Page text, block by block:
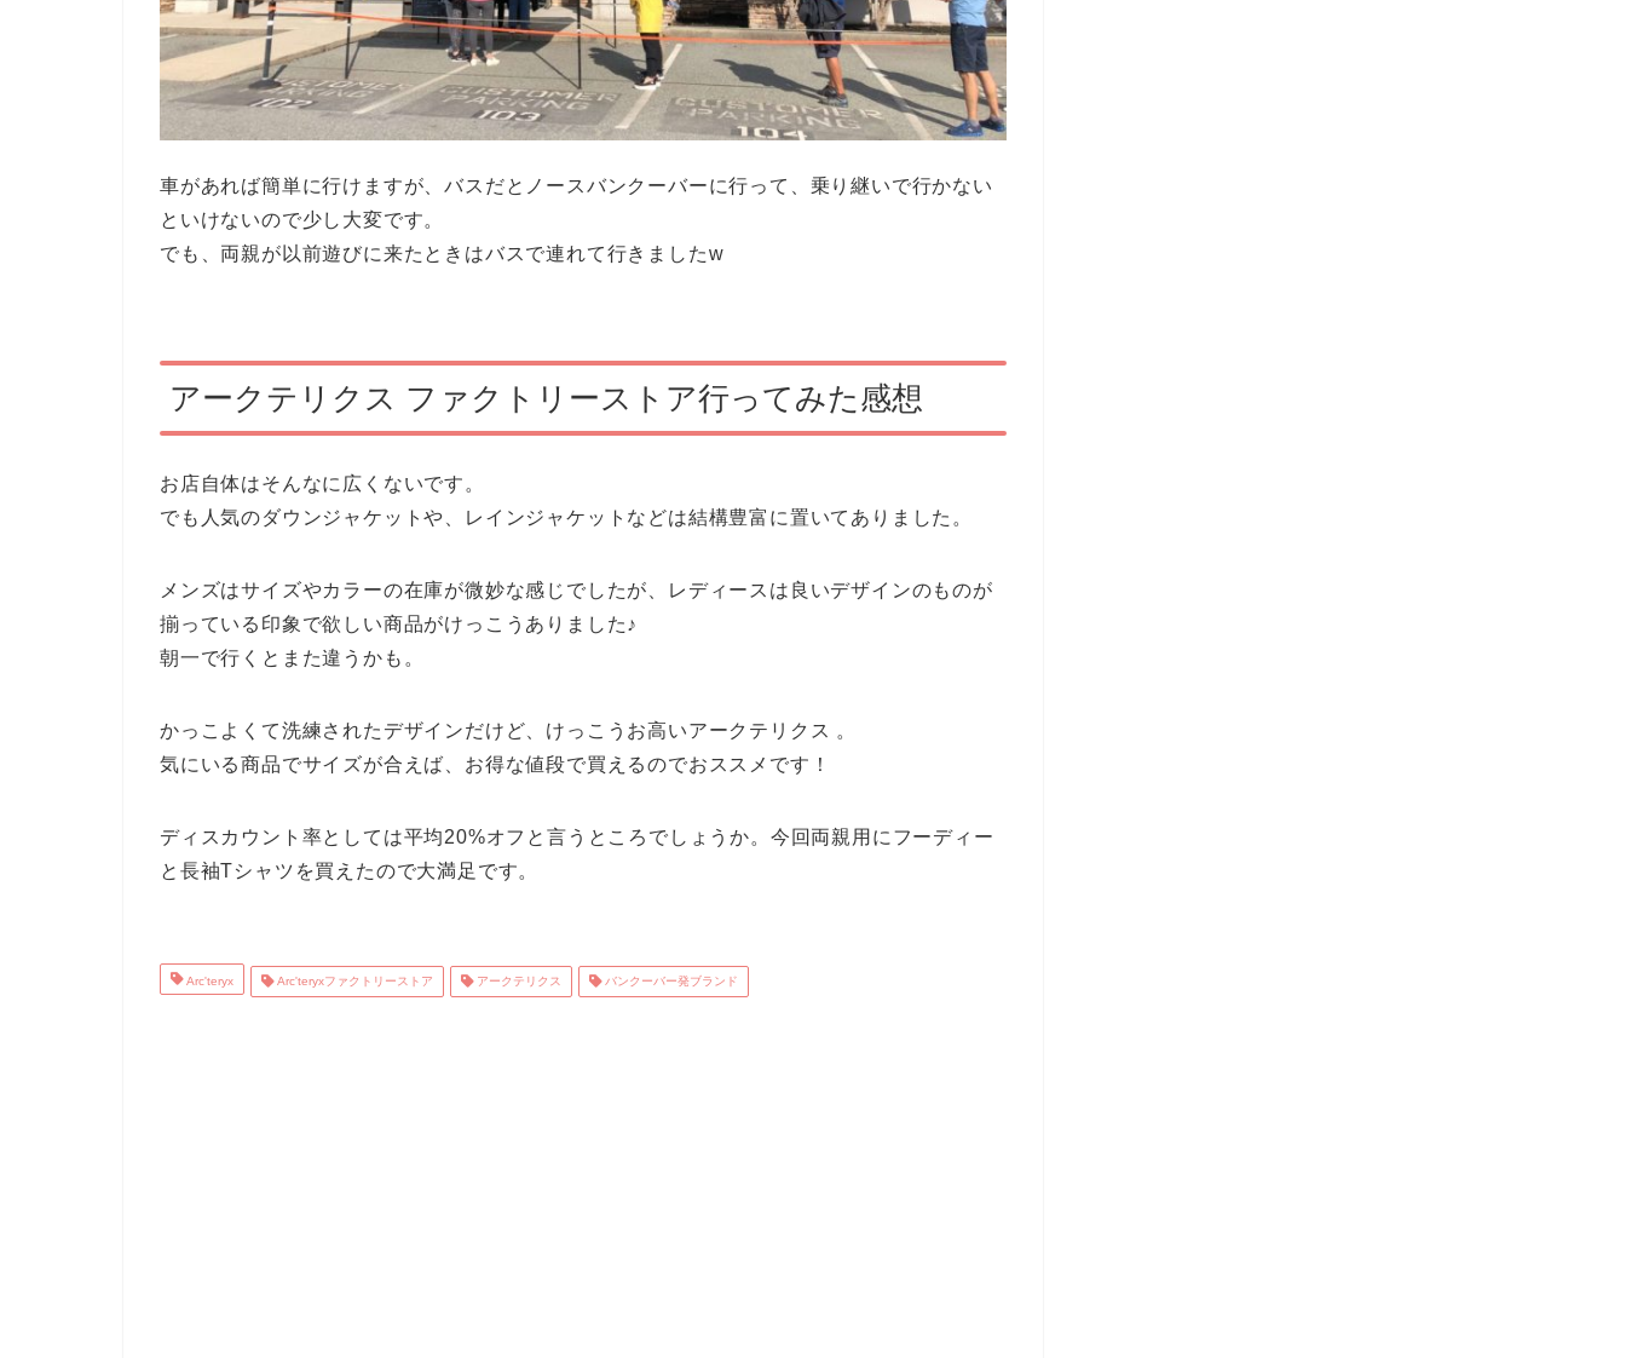
車があれば簡単に行けますが、バスだとノースバンクーバーに行って、乗り継いで行かない
といけないので少し大変です。
でも、両親が以前遊びに来たときはバスで連れて行きましたw
アークテリクス ファクトリーストア行ってみた感想
お店自体はそんなに広くないです。
でも人気のダウンジャケットや、レインジャケットなどは結構豊富に置いてありました。
メンズはサイズやカラーの在庫が微妙な感じでしたが、レディースは良いデザインのものが
揃っている印象で欲しい商品がけっこうありました♪
朝一で行くとまた違うかも。
かっこよくて洗練されたデザインだけど、けっこうお高いアークテリクス 。
気にいる商品でサイズが合えば、お得な値段で買えるのでおススメです！
ディスカウント率としては平均20%オフと言うところでしょうか。今回両親用にフーディー
と長袖Tシャツを買えたので大満足です。
Arc'teryx Arc'teryxファクトリーストア アークテリクス バンクーバー発ブランド